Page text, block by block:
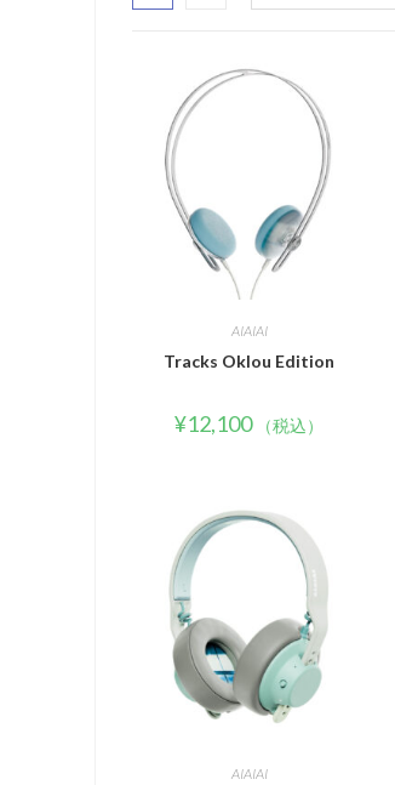
AIAIAI
Tracks Oklou Edition
¥12,100 （税込）
AIAIAI